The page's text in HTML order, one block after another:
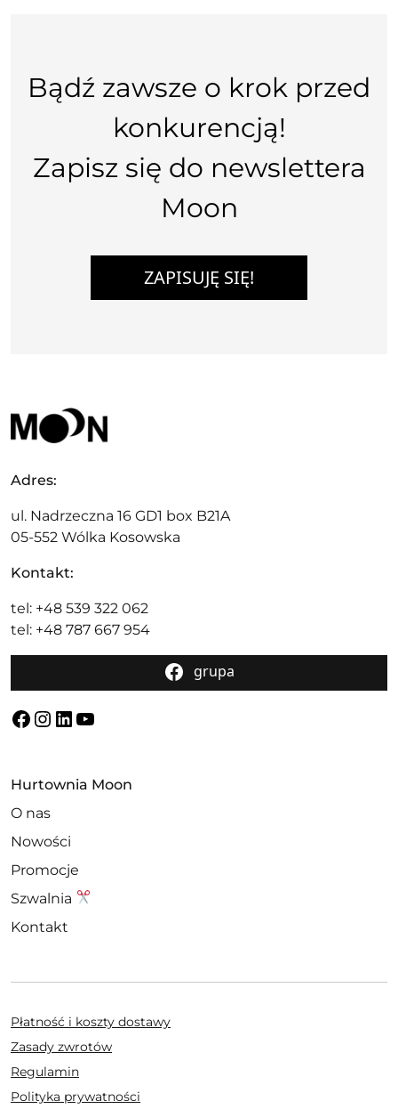
Bądź zawsze o krok przed
konkurencją!
Zapisz się do newslettera
Moon
ZAPISUJĘ SIĘ!
Adres:
ul. Nadrzeczna 16 GD1 box B21A
05-552 Wólka Kosowska
Kontakt:
tel: +48 539 322 062
tel: +48 787 667 954
grupa
Facebook
Instagram
LinkedIn
YouTube
Hurtownia Moon
O nas
Nowości
Promocje
Szwalnia
Kontakt
Płatność i koszty dostawy
Zasady zwrotów
Regulamin
Polityka prywatności